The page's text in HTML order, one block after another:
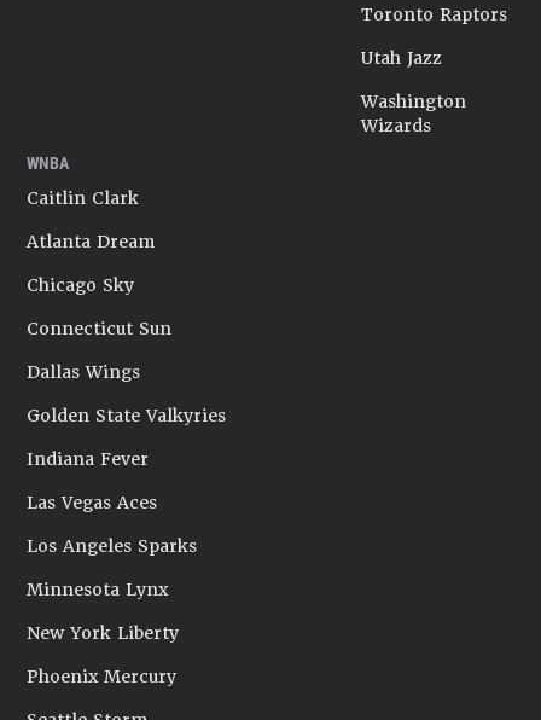
Toronto Raptors
Utah Jazz
Washington
Wizards
WNBA
Caitlin Clark
Atlanta Dream
Chicago Sky
Connecticut Sun
Dallas Wings
Golden State Valkyries
Indiana Fever
Las Vegas Aces
Los Angeles Sparks
Minnesota Lynx
New York Liberty
Phoenix Mercury